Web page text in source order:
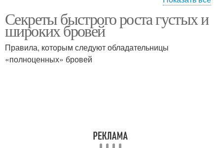
Брови за неделю
Секреты быстрого роста густых и
широких бровей
Правила, которым следуют обладательницы
«полноценных» бровей